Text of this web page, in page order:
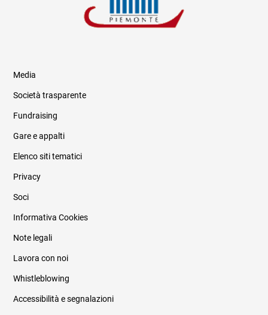
Informazioni legali e trasparenza
Media
Società trasparente
Fundraising
Gare e appalti
Elenco siti tematici
Privacy
Soci
Informativa Cookies
Note legali
Lavora con noi
Whistleblowing
Accessibilità e segnalazioni